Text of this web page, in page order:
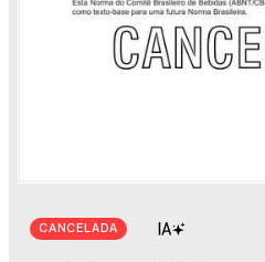
CANCELADA